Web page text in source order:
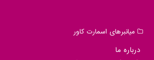
میانبرهای اسمارت كاور
درباره ما